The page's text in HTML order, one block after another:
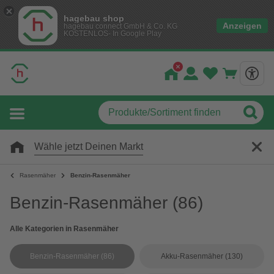
hagebau shop
hagebau connect GmbH & Co. KG
KOSTENLOS- In Google Play
Anzeigen
Wähle jetzt Deinen Markt
Rasenmäher Benzin-Rasenmäher
Benzin-Rasenmäher (86)
Alle Kategorien in Rasenmäher
Benzin-Rasenmäher (86) Akku-Rasenmäher (130)